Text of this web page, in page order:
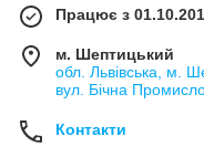
Працює з
м. Шептицький
обл. Львівська, м.
вул. Бічна
Контакти